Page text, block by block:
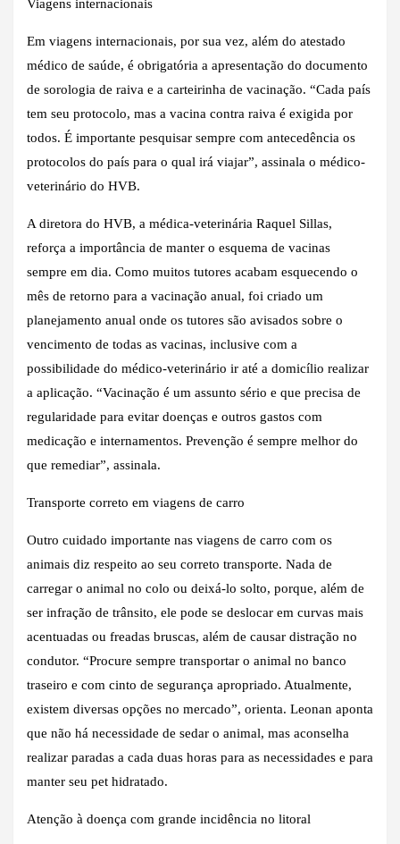
Viagens internacionais
Em viagens internacionais, por sua vez, além do atestado
médico de saúde, é obrigatória a apresentação do documento
de sorologia de raiva e a carteirinha de vacinação. “Cada país
tem seu protocolo, mas a vacina contra raiva é exigida por
todos. É importante pesquisar sempre com antecedência os
protocolos do país para o qual irá viajar”, assinala o médico-
veterinário do HVB.
A diretora do HVB, a médica-veterinária Raquel Sillas,
reforça a importância de manter o esquema de vacinas
sempre em dia. Como muitos tutores acabam esquecendo o
mês de retorno para a vacinação anual, foi criado um
planejamento anual onde os tutores são avisados sobre o
vencimento de todas as vacinas, inclusive com a
possibilidade do médico-veterinário ir até a domicílio realizar
a aplicação. “Vacinação é um assunto sério e que precisa de
regularidade para evitar doenças e outros gastos com
medicação e internamentos. Prevenção é sempre melhor do
que remediar”, assinala.
Transporte correto em viagens de carro
Outro cuidado importante nas viagens de carro com os
animais diz respeito ao seu correto transporte. Nada de
carregar o animal no colo ou deixá-lo solto, porque, além de
ser infração de trânsito, ele pode se deslocar em curvas mais
acentuadas ou freadas bruscas, além de causar distração no
condutor. “Procure sempre transportar o animal no banco
traseiro e com cinto de segurança apropriado. Atualmente,
existem diversas opções no mercado”, orienta. Leonan aponta
que não há necessidade de sedar o animal, mas aconselha
realizar paradas a cada duas horas para as necessidades e para
manter seu pet hidratado.
Atenção à doença com grande incidência no litoral